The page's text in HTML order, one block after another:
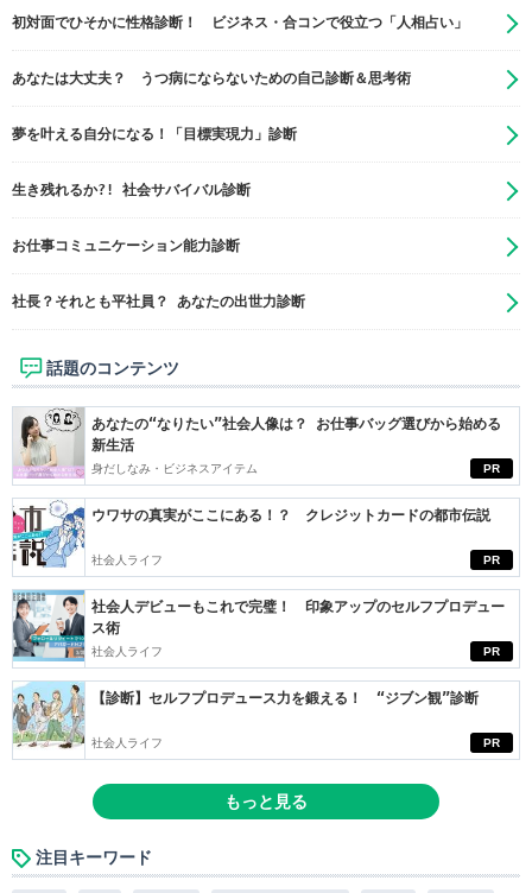
初対面でひそかに性格診断！ ビジネス・合コンで役立つ「人相占い」
あなたは大丈夫？ うつ病にならないための自己診断＆思考術
夢を叶える自分になる！「目標実現力」診断
生き残れるか?! 社会サバイバル診断
お仕事コミュニケーション能力診断
社長？それとも平社員？ あなたの出世力診断
話題のコンテンツ
PR
あなたの“なりたい”社会人像は？ お仕事バッグ選びから始める
新生活
身だしなみ・ビジネスアイテム
PR
ウワサの真実がここにある！？ クレジットカードの都市伝説
社会人ライフ
PR
社会人デビューもこれで完璧！ 印象アップのセルフプロデュー
ス術
社会人ライフ
PR
【診断】セルフプロデュース力を鍛える！ “ジブン観”診断
社会人ライフ
もっと見る
注目キーワード